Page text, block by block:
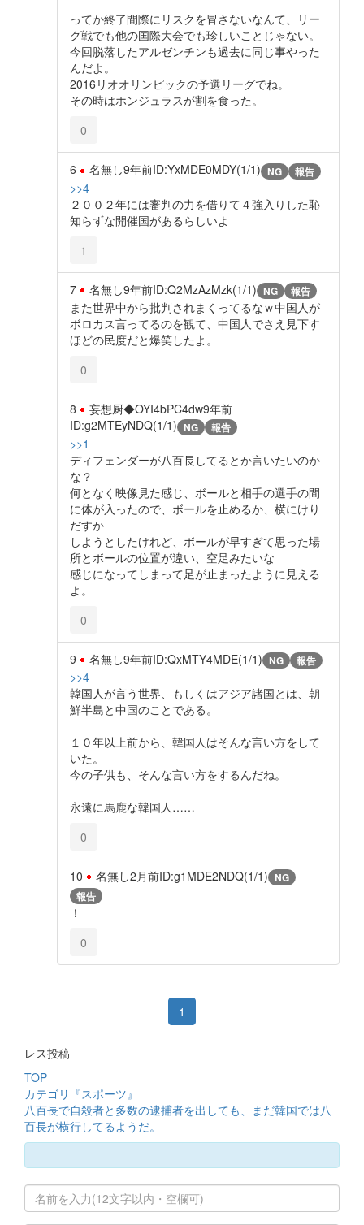
ってか終了間際にリスクを冒さないなんて、リー
グ戦でも他の国際大会でも珍しいことじゃない。
今回脱落したアルゼンチンも過去に同じ事やった
んだよ。
2016リオオリンピックの予選リーグでね。
その時はホンジュラスが割を食った。
0
6 名無し9年前ID:YxMDE0MDY(1/1) NG 報告
>>4
２００２年には審判の力を借りて４強入りした恥
知らずな開催国があるらしいよ
1
7 名無し9年前ID:Q2MzAzMzk(1/1) NG 報告
また世界中から批判されまくってるなｗ中国人が
ボロカス言ってるのを観て、中国人でさえ見下す
ほどの民度だと爆笑したよ。
0
8 妄想厨◆OYI4bPC4dw9年前
ID:g2MTEyNDQ(1/1) NG 報告
>>1
ディフェンダーが八百長してるとか言いたいのか
な？
何となく映像見た感じ、ボールと相手の選手の間
に体が入ったので、ボールを止めるか、横にけり
だすか
しようとしたけれど、ボールが早すぎて思った場
所とボールの位置が違い、空足みたいな
感じになってしまって足が止まったように見える
よ。
0
9 名無し9年前ID:QxMTY4MDE(1/1) NG 報告
>>4
韓国人が言う世界、もしくはアジア諸国とは、朝
鮮半島と中国のことである。
１０年以上前から、韓国人はそんな言い方をして
いた。
今の子供も、そんな言い方をするんだね。
永遠に馬鹿な韓国人……
0
10 名無し2月前ID:g1MDE2NDQ(1/1) NG
報告
！
0
1
レス投稿
TOP
カテゴリ『スポーツ』
八百長で自殺者と多数の逮捕者を出しても、まだ韓国では八
百長が横行してるようだ。